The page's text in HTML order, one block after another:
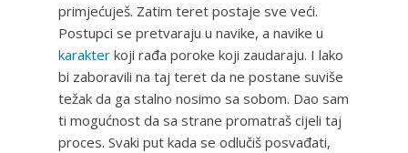
primjećuješ. Zatim teret postaje sve veći.
Postupci se pretvaraju u navike, a navike u
karakter koji rađa poroke koji zaudaraju. I lako
bi zaboravili na taj teret da ne postane suviše
težak da ga stalno nosimo sa sobom. Dao sam
ti mogućnost da sa strane promatraš cijeli taj
proces. Svaki put kada se odlučiš posvađati,